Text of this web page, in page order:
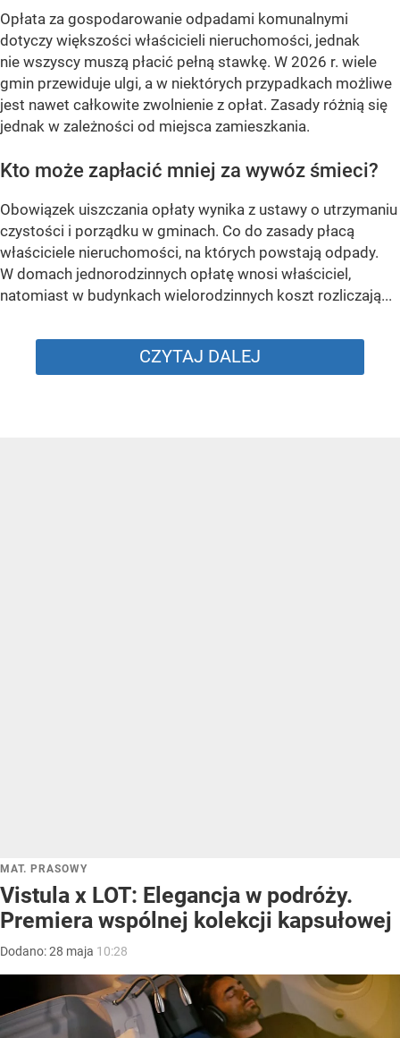
Opłata za gospodarowanie odpadami komunalnymi
dotyczy większości właścicieli nieruchomości, jednak
nie wszyscy muszą płacić pełną stawkę. W 2026 r. wiele
gmin przewiduje ulgi, a w niektórych przypadkach możliwe
jest nawet całkowite zwolnienie z opłat. Zasady różnią się
jednak w zależności od miejsca zamieszkania.
Kto może zapłacić mniej za wywóz śmieci?
Obowiązek uiszczania opłaty wynika z ustawy o utrzymaniu
czystości i porządku w gminach. Co do zasady płacą
właściciele nieruchomości, na których powstają odpady.
W domach jednorodzinnych opłatę wnosi właściciel,
natomiast w budynkach wielorodzinnych koszt rozliczają...
CZYTAJ DALEJ
MAT. PRASOWY
Vistula x LOT: Elegancja w podróży.
Premiera wspólnej kolekcji kapsułowej
Dodano:28 maja 10:28